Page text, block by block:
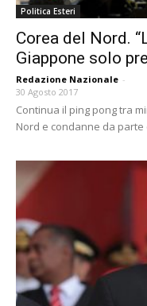
Politica Esteri
Corea del Nord.
Giappone solo
Redazione Nazionale -
30 Agosto 2017
Continua il ping pong tra
Nord e condanne da parte